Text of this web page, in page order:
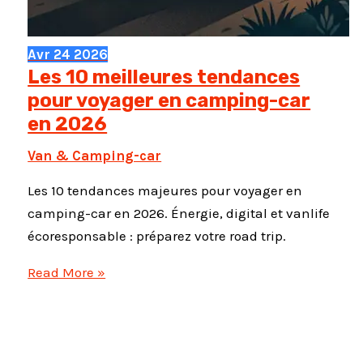
Avr 24 2026
Les 10 meilleures tendances
pour voyager en camping-car
en 2026
Van & Camping-car
Les 10 tendances majeures pour voyager en
camping-car en 2026. Énergie, digital et vanlife
écoresponsable : préparez votre road trip.
Les
Read More »